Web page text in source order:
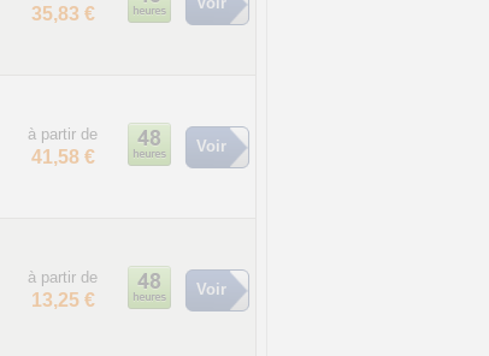
35,83 €
à partir de
41,58 €
Voir
à partir de
13,25 €
Voir